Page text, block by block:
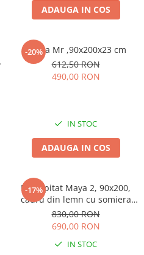
ADAUGA IN COS
-20%
Saltea Mr ,90x200x23 cm
612,50 RON
490,00 RON
IN STOC
ADAUGA IN COS
-17%
Pat tapitat Maya 2, 90x200,
cadru din lemn cu somiera
fixa, culoare Gri
830,00 RON
690,00 RON
IN STOC